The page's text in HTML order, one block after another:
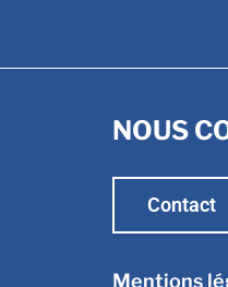
NOUS
Contact
Mentions